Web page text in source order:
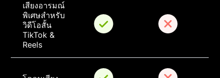
เสียงอารมณ์
พิเศษสำหรับ
วิดีโอสั้น
TikTok &
Reels